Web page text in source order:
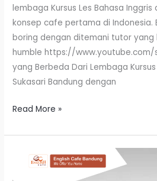
lembaga Kursus Les Bahasa Inggris
konsep cafe pertama di Indonesia.
boring dengan ditemani tutor yang
humble https://www.youtube.com/
yang Berbeda Dari Lembaga
Sukasari Bandung dengan
Read More »
Kursus
Bahasa